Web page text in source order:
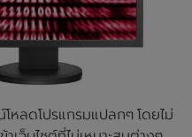
หลดโปรแกรมแปลกๆ โดยไม่